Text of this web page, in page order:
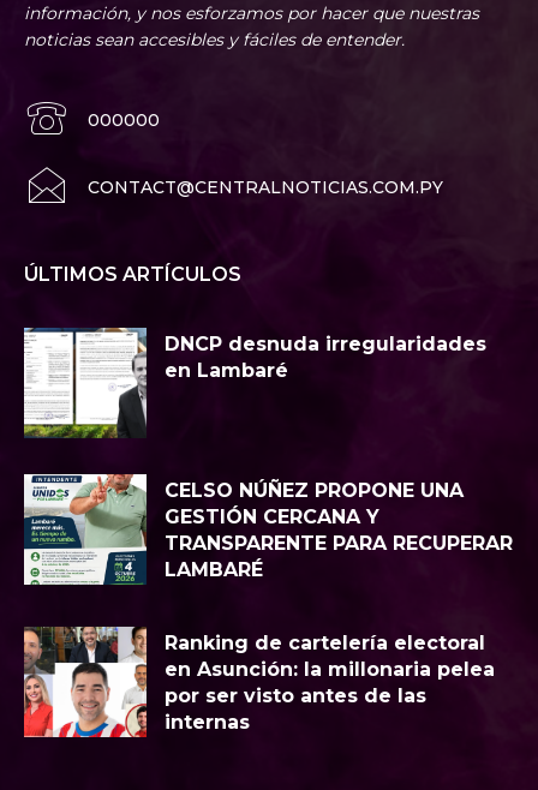
información, y nos esforzamos por hacer que nuestras
noticias sean accesibles y fáciles de entender.
000000
CONTACT@CENTRALNOTICIAS.COM.PY
ÚLTIMOS ARTÍCULOS
DNCP desnuda irregularidades
en Lambaré
CELSO NÚÑEZ PROPONE UNA
GESTIÓN CERCANA Y
TRANSPARENTE PARA RECUPERAR
LAMBARÉ
Ranking de cartelería electoral
en Asunción: la millonaria pelea
por ser visto antes de las
internas